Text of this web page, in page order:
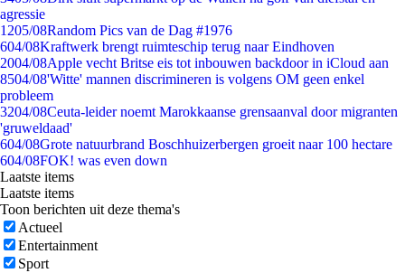
agressie
1205/08Random Pics van de Dag #1976
604/08Kraftwerk brengt ruimteschip terug naar Eindhoven
2004/08Apple vecht Britse eis tot inbouwen backdoor in iCloud aan
8504/08'Witte' mannen discrimineren is volgens OM geen enkel
probleem
3204/08Ceuta-leider noemt Marokkaanse grensaanval door migranten
'gruweldaad'
604/08Grote natuurbrand Boschhuizerbergen groeit naar 100 hectare
604/08FOK! was even down
Laatste items
Laatste items
Toon berichten uit deze thema's
Actueel
Entertainment
Sport